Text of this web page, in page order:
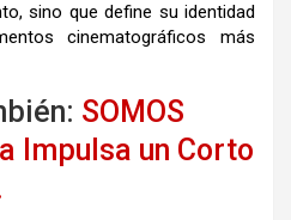
sino que define su identidad
cinematográficos más
SOMOS
Impulsa un Corto